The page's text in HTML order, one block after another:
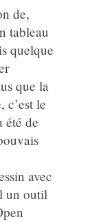
de,
tableau
quelque
que la
c’est le
été de
avec
un outil